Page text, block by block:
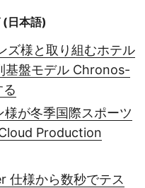
日本語)
ズ様と取り組むホテル
基盤モデル Chronos-
が冬季国際スポーツ
Production
仕様から数秒でテス